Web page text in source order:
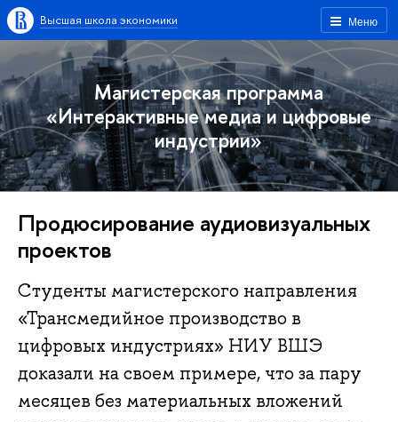
Меню
Высшая школа экономики
Магистерская программа
«Интерактивные медиа и цифровые
индустрии»
Продюсирование аудиовизуальных
проектов
Cтуденты магистерского направления
«Трансмедийное производство в
цифровых индустриях» НИУ ВШЭ
доказали на своем примере, что за пару
месяцев без материальных вложений